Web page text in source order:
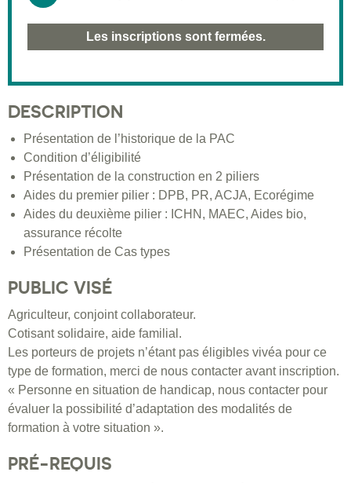
Les inscriptions sont fermées.
DESCRIPTION
Présentation de l’historique de la PAC
Condition d’éligibilité
Présentation de la construction en 2 piliers
Aides du premier pilier : DPB, PR, ACJA, Ecorégime
Aides du deuxième pilier : ICHN, MAEC, Aides bio,
assurance récolte
Présentation de Cas types
PUBLIC VISÉ
Agriculteur, conjoint collaborateur.
Cotisant solidaire, aide familial.
Les porteurs de projets n’étant pas éligibles vivéa pour ce
type de formation, merci de nous contacter avant inscription.
« Personne en situation de handicap, nous contacter pour
évaluer la possibilité d’adaptation des modalités de
formation à votre situation ».
PRÉ-REQUIS